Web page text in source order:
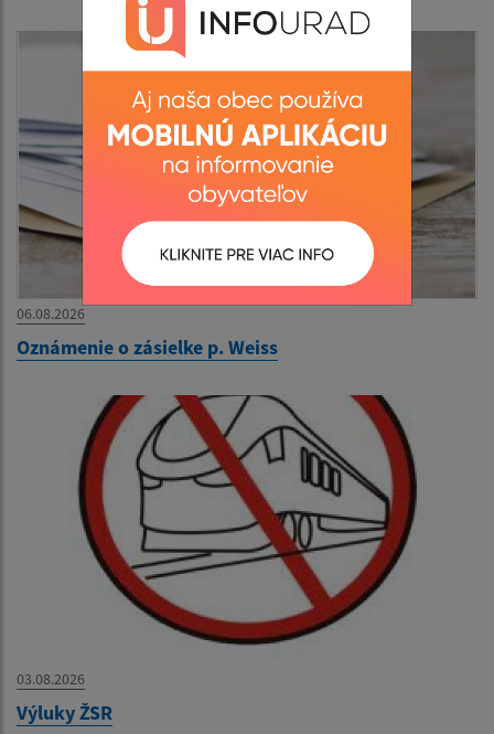
06.08.2026
Oznámenie o zásielke p. Weiss
03.08.2026
Výluky ŽSR